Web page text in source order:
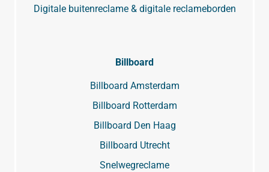
Digitale buitenreclame & digitale reclameborden
Billboard
Billboard Amsterdam
Billboard Rotterdam
Billboard Den Haag
Billboard Utrecht
Snelwegreclame